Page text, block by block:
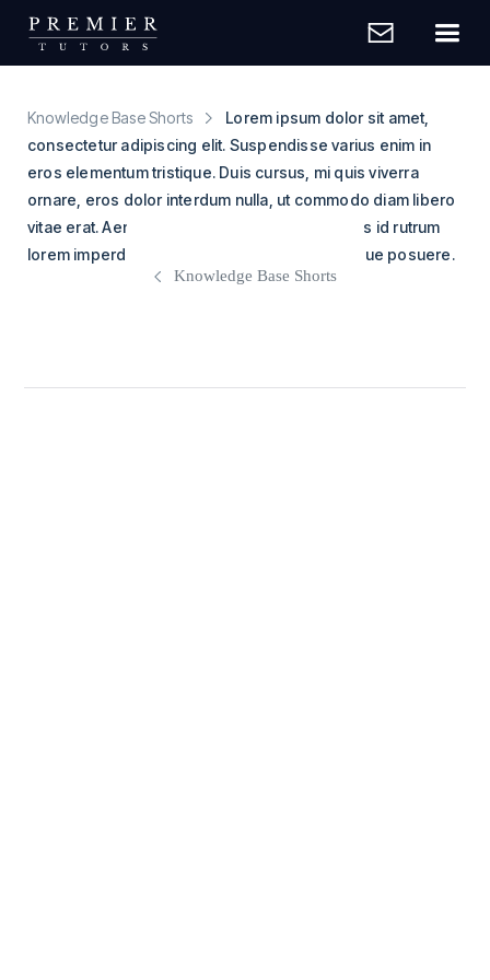
Knowledge Base Shorts
Lorem ipsum dolor sit amet,
consectetur adipiscing elit. Suspendisse varius enim in
eros elementum tristique. Duis cursus, mi quis viverra
ornare, eros dolor interdum nulla, ut commodo diam libero
vitae erat. Aenean faucibus nibh et justo cursus id rutrum
lorem imperdiet. Nunc ut sem vitae risus tristique posuere.
Knowledge Base Shorts